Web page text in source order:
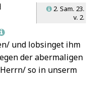
L2. Sam. 23.
v. 2.
und lobsinget ihm
der abermaligen
so in unserm